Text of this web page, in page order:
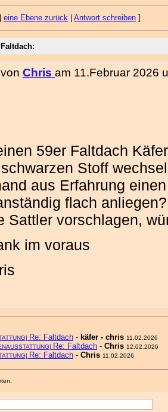
eine Ebene zurück Antwort schreiben ]
Faltdach:
Chris am 11.Februar 2026
59er Faltdach
Stoff
aus Erfahrung
flach
Sattler vorschlagen,
im voraus
Re: Faltdach - käfer - chris 11.02.2026
Re: Faltdach - Chris 12.02.2026
Re: Faltdach - Chris 11.02.2026